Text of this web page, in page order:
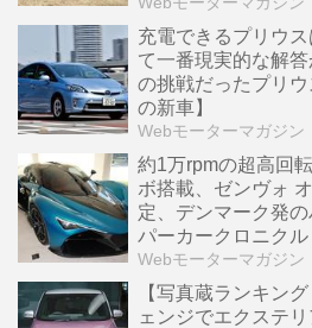
充電できるプリウ
て一番現実的な解
の挑戦だったプリ
の新車】
Webモーターマガジン
約1万rpmの超高回
ボ搭載、ゼンヴォ
定、デンマーク発
パーカークロニクル
Webモーターマガジン
【写真蔵ランキン
ェンジでエクステ